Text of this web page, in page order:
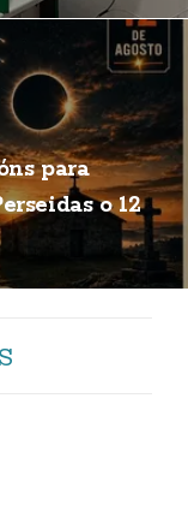
para
o 12